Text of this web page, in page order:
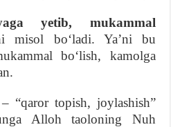
yetib, mukammal
misol boʻladi. Yaʼni bu
boʻlish, kamolga
“qaror topish, joylashish”
Alloh taoloning Nuh